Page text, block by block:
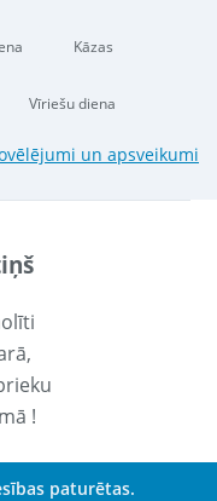
Kāzas
Vīriešu diena
un apsveikumi
!
paturētas.